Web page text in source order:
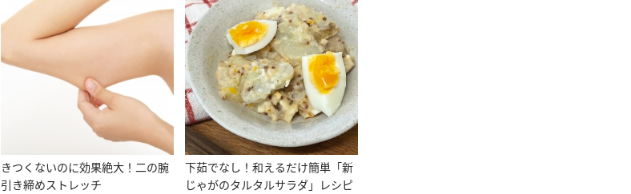
きつくないのに効果絶大！二の腕
引き締めストレッチ
下茹でなし！和えるだけ簡単「新
じゃがのタルタルサラダ」レシピ